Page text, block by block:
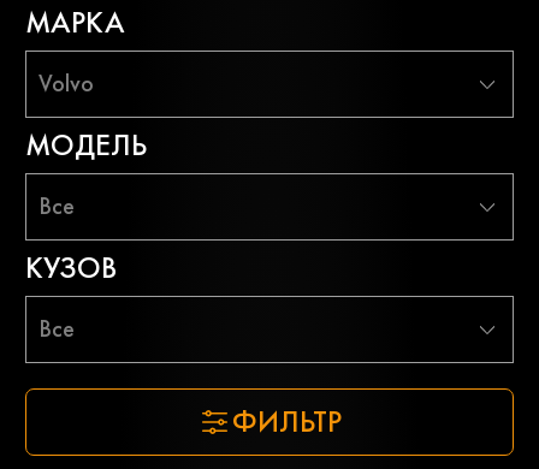
МАРКА
Volvo
МОДЕЛЬ
Все
КУЗОВ
Все
ФИЛЬТР